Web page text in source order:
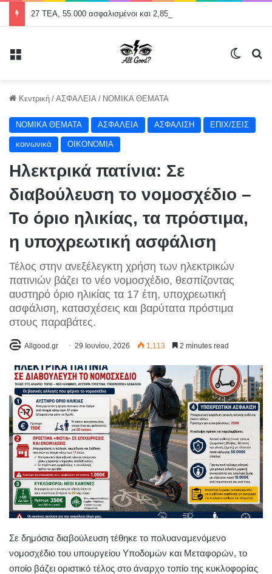
Κεντρική / ΑΣΦΑΛΕΙΑ / NOMIKA ΘΕΜΑΤΑ
NOMIKA ΘΕΜΑΤΑ ΑΣΦΑΛΕΙΑ ΑΣΦΑΛΙΣΗ ΕΠΙΧ/ΣΕΙΣ
κοινωνικά ΟΙΚΟΝΟΜΙΑ
Ηλεκτρικά πατίνια: Σε
διαβούλευση το νομοσχέδιο –
Το όριο ηλικίας, τα πρόστιμα,
η υποχρεωτική ασφάλιση
Τέλος στην ανεξέλεγκτη χρήση των ηλεκτρικών
πατινιών βάζει το νέο νομοσχέδιο, θεσπίζοντας
αυστηρό όριο ηλικίας τα 17 έτη, υποχρεωτική
ασφάλιση, κατασχέσεις και βαρύτατα πρόστιμα
στους παραβάτες.
Allgood.gr 29 Ιουνίου, 2026 1,113 2 minutes read
Σε δημόσια διαβούλευση τέθηκε το πολυαναμενόμενο
νομοσχέδιο του υπουργείου Υποδομών και Μεταφορών, το
οποίο βάζει οριστικό τέλος στο άναρχο τοπίο της κυκλοφορίας